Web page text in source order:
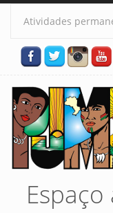
Pular para o conteúdo